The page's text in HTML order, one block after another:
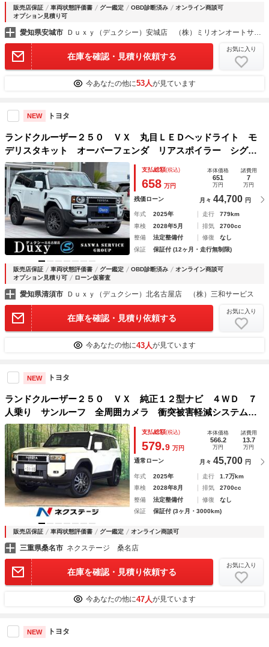
販売店保証 車両状態評価書 グー鑑定 OBD診断済み
オンライン商談可
オプション見積り可
愛知県安城市
在庫を確認・見積り依頼する
お気に入り
今あなたの他に53人が見ています
NEW トヨタ
ランドクルーザー２５０ ＶＸ 丸目ＬＥＤヘッドライト モ
デリスタキット オーバーフェンダ リアスポイラー シグネ
チャーイルミ トヨタチームメイトアドバンスドドライブ
ムーンルーフ デジタルインナーミラー ブラインドスポット
モニタ
支払総額(税込)
658 万円
本体価格
651
万円
諸費用
7
万円
残価ローン 月々 44,700 円
年式 2025年 走行
779km
車検
2028年5月 排気
2700cc
整備
法定整備付 修復
なし
保証
保証付 (12ヶ月・走行無制限)
販売店保証 車両状態評価書 グー鑑定 OBD診断済み
オンライン商談可
オプション見積り可
ローン仮審査
愛知県清須市 Ｄｕｘｙ（デュクシー）北名古屋店 （株）三和サービス
在庫を確認・見積り依頼する
お気に入り
今あなたの他に43人が見ています
NEW トヨタ
ランドクルーザー２５０ ＶＸ 純正１２型ナビ ４ＷＤ ７
人乗り サンルーフ 全周囲カメラ 衝突被害軽減システム
レーダークルーズ 禁煙車 レザーシート 前席シートエアコ
ン パワーシート ドラレコ パワーバックドア ＥＴＣ２．
０
支払総額(税込)
579.9 万円
本体価格
566.2
万円
諸費用
13.7
万円
通常ローン 月々 45,700 円
年式 2025年 走行
1.7万km
車検
2028年8月 排気
2700cc
整備
法定整備付 修復
なし
保証
保証付 (3ヶ月・3000km)
販売店保証 車両状態評価書 グー鑑定 オンライン商談可
三重県桑名市 ネクステージ 桑名店
在庫を確認・見積り依頼する
お気に入り
今あなたの他に47人が見ています
NEW トヨタ